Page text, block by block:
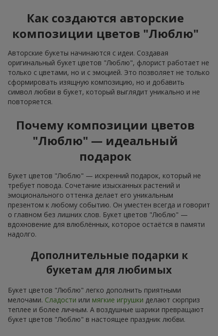
Как создаются авторские
композиции цветов "Люблю"
Авторские букеты начинаются с идеи. Создавая
оригинальный букет цветов "Люблю", флорист работает не
только с цветами, но и с эмоцией. Это позволяет не только
сформировать изящную композицию, но и добавить
символ любви в букет, который выглядит уникально и не
повторяется.
Почему композиции цветов
"Люблю" — идеальный
подарок
Букет цветов "Люблю" — искренний подарок, который не
требует повода. Сочетание изысканных растений и
эмоционального оттенка делает его уникальным
презентом к любому событию. Он уместен всегда и говорит
о главном без лишних слов. Букет цветов "Люблю" —
вдохновение для влюблённых, которое остаётся в памяти
надолго.
Дополнительные подарки к
букетам для любимых
Букет цветов "Люблю" легко дополнить приятными
мелочами. Сладости или мягкие игрушки делают сюрприз
теплее и более личным. А воздушные шарики превращают
букет цветов "Люблю" в настоящее праздник любви.